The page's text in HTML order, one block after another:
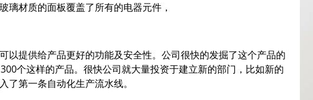
璃材质的面板覆盖了所有的电器元件，
以提供给产品更好的功能及安全性。公司很快的发掘了这个产品的
个这样的产品。很快公司就大量投资于建立新的部门，比如新的
了第一条自动化生产流水线。